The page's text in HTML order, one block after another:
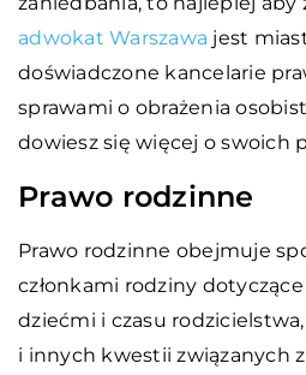
adwokat Warszawa jest
doświadczone kancelarie
sprawami o obrażenia
dowiesz się więcej o swoich
Prawo rodzinne
Prawo rodzinne obejmuje
członkami rodziny
dziećmi i czasu
i innych kwestii związanych